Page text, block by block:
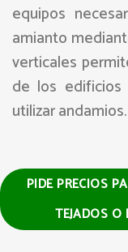
equipos
amianto
verticales
de los edificios
utilizar andamios.
PIDE PRECIOS
TEJADOS O